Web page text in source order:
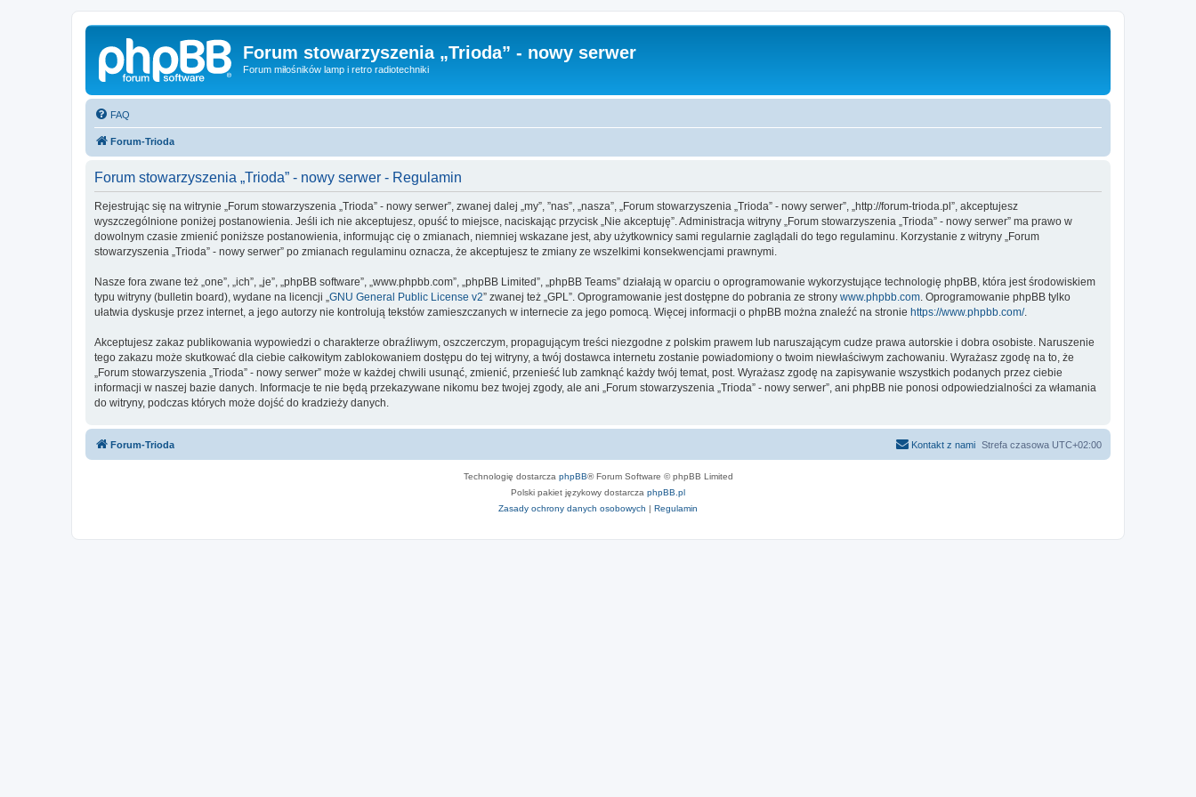
Forum stowarzyszenia „Trioda” - nowy serwer
Forum miłośników lamp i retro radiotechniki
FAQ
Forum-Trioda
Forum stowarzyszenia „Trioda” - nowy serwer - Regulamin
Rejestrując się na witrynie „Forum stowarzyszenia „Trioda” - nowy serwer”, zwanej dalej „my”, ”nas”, „nasza”, „Forum stowarzyszenia „Trioda” - nowy serwer”, „http://forum-trioda.pl”, akceptujesz
wyszczególnione poniżej postanowienia. Jeśli ich nie akceptujesz, opuść to miejsce, naciskając przycisk „Nie akceptuję”. Administracja witryny „Forum stowarzyszenia „Trioda” - nowy serwer” ma prawo w
dowolnym czasie zmienić poniższe postanowienia, informując cię o zmianach, niemniej wskazane jest, aby użytkownicy sami regularnie zaglądali do tego regulaminu. Korzystanie z witryny „Forum
stowarzyszenia „Trioda” - nowy serwer” po zmianach regulaminu oznacza, że akceptujesz te zmiany ze wszelkimi konsekwencjami prawnymi.
Nasze fora zwane też „one”, „ich”, „je”, „phpBB software”, „www.phpbb.com”, „phpBB Limited”, „phpBB Teams” działają w oparciu o oprogramowanie wykorzystujące technologię phpBB, która jest środowiskiem
typu witryny (bulletin board), wydane na licencji „ GNU General Public License v2” zwanej też „GPL”. Oprogramowanie jest dostępne do pobrania ze strony www.phpbb.com . Oprogramowanie phpBB tylko
ułatwia dyskusje przez internet, a jego autorzy nie kontrolują tekstów zamieszczanych w internecie za jego pomocą. Więcej informacji o phpBB można znaleźć na stronie https://www.phpbb.com/.
Akceptujesz zakaz publikowania wypowiedzi o charakterze obraźliwym, oszczerczym, propagującym treści niezgodne z polskim prawem lub naruszającym cudze prawa autorskie i dobra osobiste. Naruszenie
tego zakazu może skutkować dla ciebie całkowitym zablokowaniem dostępu do tej witryny, a twój dostawca internetu zostanie powiadomiony o twoim niewłaściwym zachowaniu. Wyrażasz zgodę na to, że
„Forum stowarzyszenia „Trioda” - nowy serwer” może w każdej chwili usunąć, zmienić, przenieść lub zamknąć każdy twój temat, post. Wyrażasz zgodę na zapisywanie wszystkich podanych przez ciebie
informacji w naszej bazie danych. Informacje te nie będą przekazywane nikomu bez twojej zgody, ale ani „Forum stowarzyszenia „Trioda” - nowy serwer”, ani phpBB nie ponosi odpowiedzialności za włamania
do witryny, podczas których może dojść do kradzieży danych.
Forum-Trioda Strefa czasowa UTC+02:00
Kontakt z nami
Technologię dostarcza phpBB® Forum Software © phpBB Limited
Polski pakiet językowy dostarcza phpBB.pl
Zasady ochrony danych osobowych | Regulamin